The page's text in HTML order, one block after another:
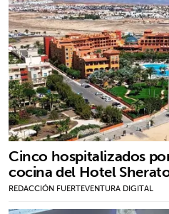
Cinco hospitalizados
cocina del Hotel
REDACCIÓN FUERTEVENTURA DIGITAL